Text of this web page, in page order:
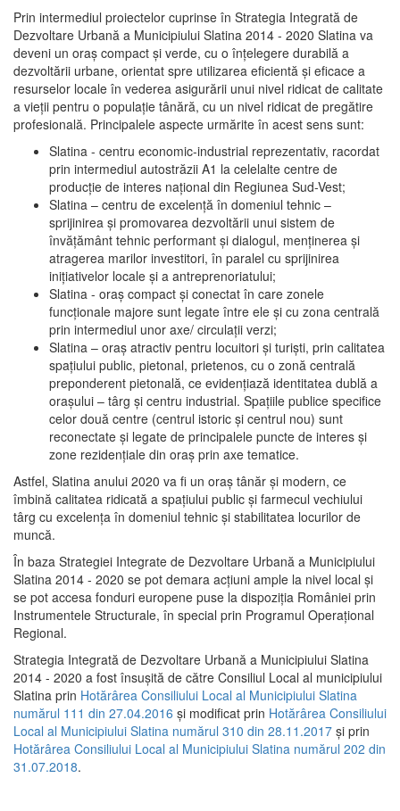
Prin intermediul proiectelor cuprinse în Strategia Integrată de
Dezvoltare Urbană a Municipiului Slatina 2014 - 2020 Slatina va
deveni un oraş compact şi verde, cu o înţelegere durabilă a
dezvoltării urbane, orientat spre utilizarea eficientă şi eficace a
resurselor locale în vederea asigurării unui nivel ridicat de calitate
a vieţii pentru o populaţie tânără, cu un nivel ridicat de pregătire
profesională. Principalele aspecte urmărite în acest sens sunt:
Slatina - centru economic-industrial reprezentativ, racordat
prin intermediul autostrăzii A1 la celelalte centre de
producţie de interes naţional din Regiunea Sud-Vest;
Slatina – centru de excelenţă în domeniul tehnic –
sprijinirea şi promovarea dezvoltării unui sistem de
învăţământ tehnic performant şi dialogul, menţinerea şi
atragerea marilor investitori, în paralel cu sprijinirea
iniţiativelor locale şi a antreprenoriatului;
Slatina - oraş compact şi conectat în care zonele
funcţionale majore sunt legate între ele şi cu zona centrală
prin intermediul unor axe/ circulații verzi;
Slatina – oraş atractiv pentru locuitori şi turişti, prin calitatea
spaţiului public, pietonal, prietenos, cu o zonă centrală
preponderent pietonală, ce evidenţiază identitatea dublă a
oraşului – târg şi centru industrial. Spaţiile publice specifice
celor două centre (centrul istoric şi centrul nou) sunt
reconectate şi legate de principalele puncte de interes şi
zone rezidenţiale din oraş prin axe tematice.
Astfel, Slatina anului 2020 va fi un oraş tânăr şi modern, ce
îmbină calitatea ridicată a spaţiului public şi farmecul vechiului
târg cu excelenţa în domeniul tehnic şi stabilitatea locurilor de
muncă.
În baza Strategiei Integrate de Dezvoltare Urbană a Municipiului
Slatina 2014 - 2020 se pot demara acţiuni ample la nivel local şi
se pot accesa fonduri europene puse la dispoziţia României prin
Instrumentele Structurale, în special prin Programul Operațional
Regional.
Strategia Integrată de Dezvoltare Urbană a Municipiului Slatina
2014 - 2020 a fost însuşită de către Consiliul Local al municipiului
Slatina prin Hotărârea Consiliului Local al Municipiului Slatina
numărul 111 din 27.04.2016 și modificat prin Hotărârea Consiliului
Local al Municipiului Slatina numărul 310 din 28.11.2017 și prin
Hotărârea Consiliului Local al Municipiului Slatina numărul 202 din
31.07.2018.